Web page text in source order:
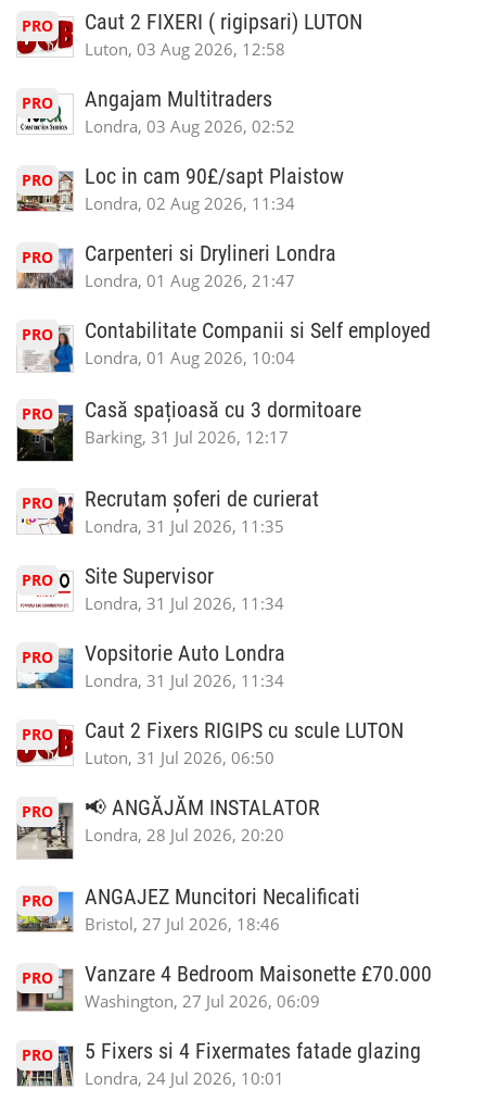
PRO Caut 2 FIXERI ( rigipsari) LUTON
Luton, 03 Aug 2026, 12:58
PRO Angajam Multitraders
Londra, 03 Aug 2026, 02:52
PRO Loc in cam 90£/sapt Plaistow
Londra, 02 Aug 2026, 11:34
PRO Carpenteri si Drylineri Londra
Londra, 01 Aug 2026, 21:47
PRO Contabilitate Companii si Self employed
Londra, 01 Aug 2026, 10:04
PRO Casă spațioasă cu 3 dormitoare
Barking, 31 Jul 2026, 12:17
PRO Recrutam șoferi de curierat
Londra, 31 Jul 2026, 11:35
PRO Site Supervisor
Londra, 31 Jul 2026, 11:34
PRO Vopsitorie Auto Londra
Londra, 31 Jul 2026, 11:34
PRO Caut 2 Fixers RIGIPS cu scule LUTON
Luton, 31 Jul 2026, 06:50
PRO 📢 ANGĂJĂM INSTALATOR
Londra, 28 Jul 2026, 20:20
PRO ANGAJEZ Muncitori Necalificati
Bristol, 27 Jul 2026, 18:46
PRO Vanzare 4 Bedroom Maisonette £70.000
Washington, 27 Jul 2026, 06:09
PRO 5 Fixers si 4 Fixermates fatade glazing
Londra, 24 Jul 2026, 10:01